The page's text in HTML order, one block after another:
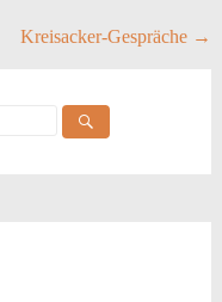
Kreisacker-Gespräche →